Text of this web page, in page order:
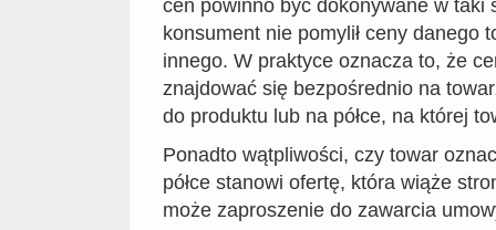
cen powinno być dokonywane w taki
konsument nie pomylił ceny danego
innego. W praktyce oznacza to, że
znajdować się bezpośrednio na
do produktu lub na półce, na której
Ponadto wątpliwości, czy towar
półce stanowi ofertę, która wiąże
może zaproszenie do zawarcia